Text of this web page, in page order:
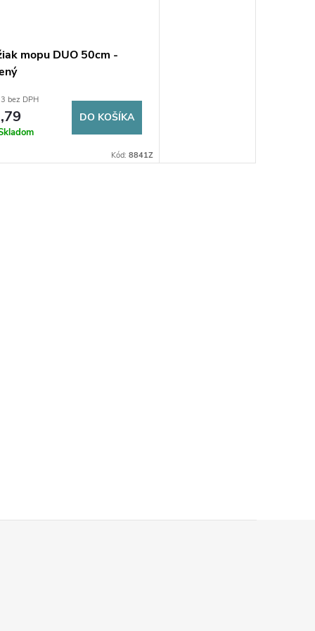
mopu DUO 50cm -
bez DPH
DO KOŠÍKA
Kód: 8841Z